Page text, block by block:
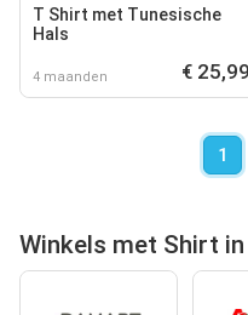
T Shirt met Tunesische
Hals
4 maanden € 25,99
1
Winkels met Shirt